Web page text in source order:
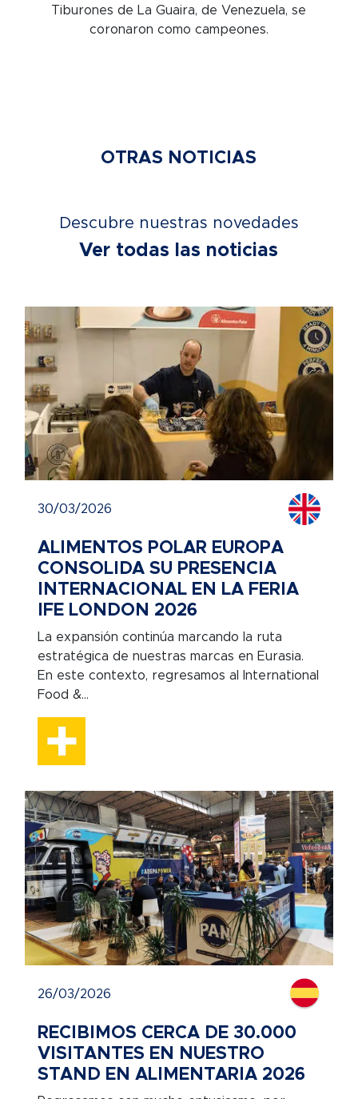
Tiburones de La Guaira, de Venezuela, se
coronaron como campeones.
OTRAS NOTICIAS
Descubre nuestras novedades
Ver todas las noticias
30/03/2026
ALIMENTOS POLAR EUROPA
CONSOLIDA SU PRESENCIA
INTERNACIONAL EN LA FERIA
IFE LONDON 2026
La expansión continúa marcando la ruta
estratégica de nuestras marcas en Eurasia.
En este contexto, regresamos al International
Food &...
26/03/2026
RECIBIMOS CERCA DE 30.000
VISITANTES EN NUESTRO
STAND EN ALIMENTARIA 2026